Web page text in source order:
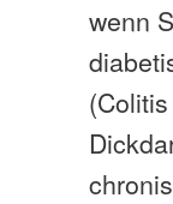
wenn